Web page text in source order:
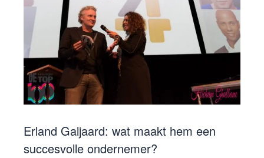
Erland Galjaard: wat maakt hem een
succesvolle ondernemer?